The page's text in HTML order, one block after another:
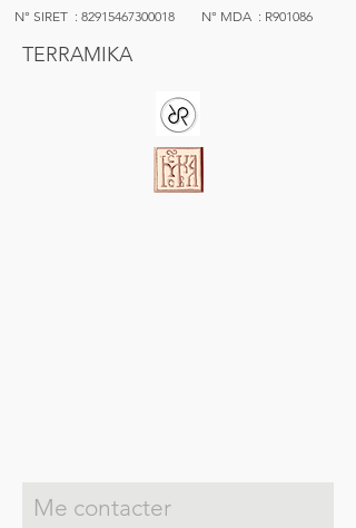
N° SIRET : 82915467300018 N° MDA : R901086
TERRAMIKA
Me contacter